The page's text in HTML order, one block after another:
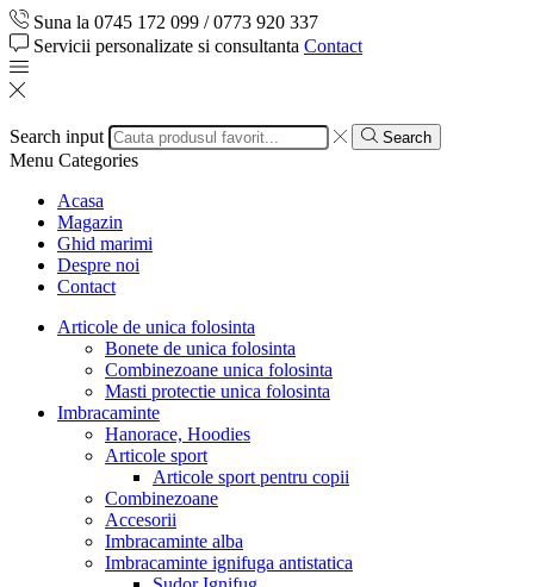
Suna la 0745 172 099 / 0773 920 337
Servicii personalizate si consultanta Contact
Search input Search
Menu Categories
Acasa
Magazin
Ghid marimi
Despre noi
Contact
Articole de unica folosinta
Bonete de unica folosinta
Combinezoane unica folosinta
Masti protectie unica folosinta
Imbracaminte
Hanorace, Hoodies
Articole sport
Articole sport pentru copii
Combinezoane
Accesorii
Imbracaminte alba
Imbracaminte ignifuga antistatica